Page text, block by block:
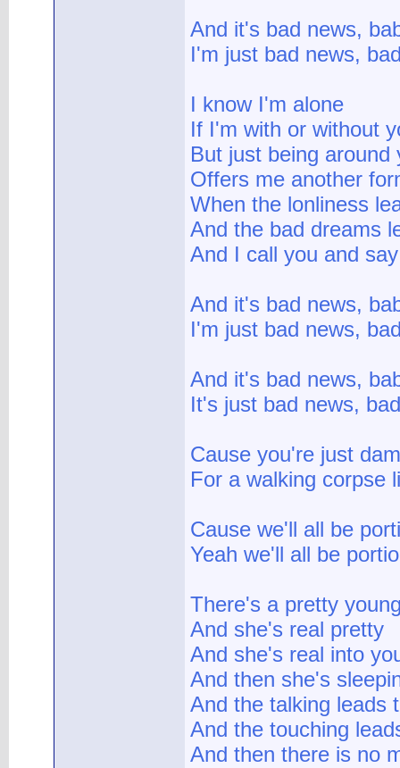
And it's bad news,
I'm just bad news,
I know I'm alone
If I'm with or without
But just being around
Offers me another
When the lonliness
And the bad dreams
And I call you and
And it's bad news,
I'm just bad news,
And it's bad news,
It's just bad news,
Cause you're just
For a walking corpse
Cause we'll all be
Yeah we'll all be
There's a pretty
And she's real pretty
And she's real into
And then she's
And the talking leads
And the touching
And then there is no